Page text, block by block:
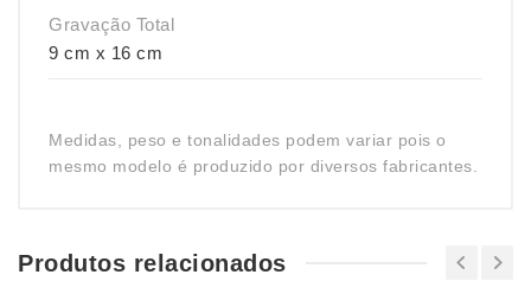
Gravação Total
9 cm x 16 cm
Medidas, peso e tonalidades podem variar pois o
mesmo modelo é produzido por diversos fabricantes.
Produtos relacionados